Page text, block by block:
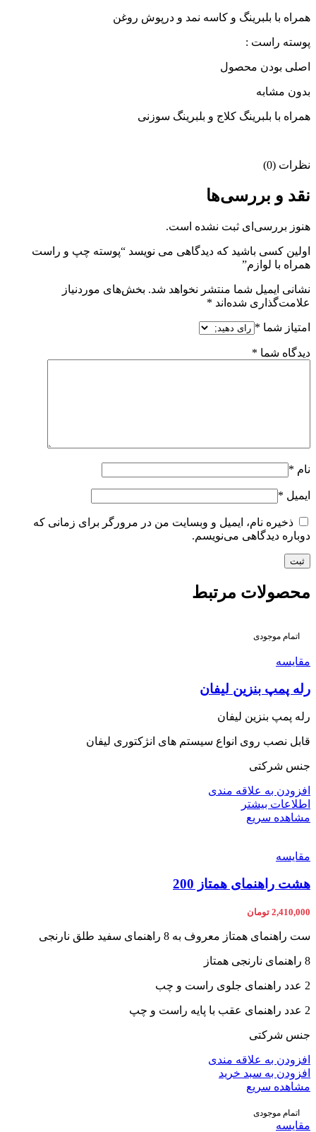
همراه با بلبرینگ و کاسه نمد و درپوش روغن
پوسته راست :
اصلی بودن محصول
بدون مشابه
همراه با بلبرینگ کلاج و بلبرینگ سوزنی
نظرات (0)
نقد و بررسی‌ها
هنوز بررسی‌ای ثبت نشده است.
اولین کسی باشید که دیدگاهی می نویسد “پوسته چپ و راست
همراه با لوازم”
نشانی ایمیل شما منتشر نخواهد شد. بخش‌های موردنیاز
علامت‌گذاری شده‌اند *
امتیاز شما *
دیدگاه شما *
نام *
ایمیل *
ذخیره نام، ایمیل و وبسایت من در مرورگر برای زمانی که
دوباره دیدگاهی می‌نویسم.
محصولات مرتبط
اتمام موجودی
مقایسه
رله پمپ بنزین لیفان
رله پمپ بنزین لیفان
قابل نصب روی انواع سیستم های انژکتوری لیفان
جنس شرکتی
افزودن به علاقه مندی
اطلاعات بیشتر
مشاهده سریع
مقایسه
هشت راهنمای همتاز 200
2,410,000 تومان
ست راهنمای همتاز معروف به 8 راهنمای سفید طلق نارنجی
8 راهنمای نارنجی همتاز
2 عدد راهنمای جلوی راست و چب
2 عدد راهنمای عقب با پایه راست و چپ
جنس شرکتی
افزودن به علاقه مندی
افزودن به سبد خرید
مشاهده سریع
اتمام موجودی
مقایسه